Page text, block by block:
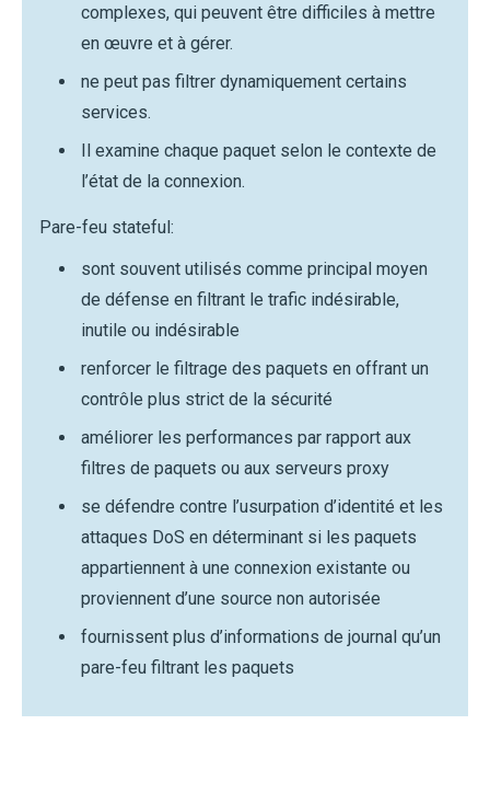
complexes, qui peuvent être difficiles à mettre
en œuvre et à gérer.
ne peut pas filtrer dynamiquement certains
services.
Il examine chaque paquet selon le contexte de
l’état de la connexion.
Pare-feu stateful:
sont souvent utilisés comme principal moyen
de défense en filtrant le trafic indésirable,
inutile ou indésirable
renforcer le filtrage des paquets en offrant un
contrôle plus strict de la sécurité
améliorer les performances par rapport aux
filtres de paquets ou aux serveurs proxy
se défendre contre l’usurpation d’identité et les
attaques DoS en déterminant si les paquets
appartiennent à une connexion existante ou
proviennent d’une source non autorisée
fournissent plus d’informations de journal qu’un
pare-feu filtrant les paquets